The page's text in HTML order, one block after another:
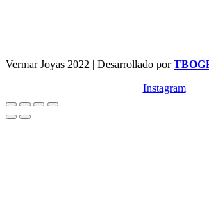
Vermar Joyas 2022 | Desarrollado por
Instagram